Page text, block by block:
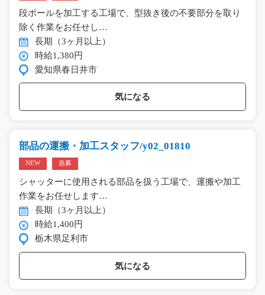
段ボールを加工する工場で、型抜き後の不要部分を取り
除く作業をお任せし…
長期（3ヶ月以上）
時給1,380円
愛知県春日井市
気になる
部品の運搬・加工スタッフ/y02_01810
NEW 急募
シャッターに使用される部品を扱う工場で、運搬や加工
作業をお任せします…
長期（3ヶ月以上）
時給1,400円
栃木県足利市
気になる